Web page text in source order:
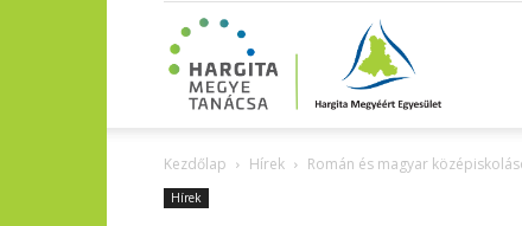
Kezdőlap Hírek Román és magyar
Hírek